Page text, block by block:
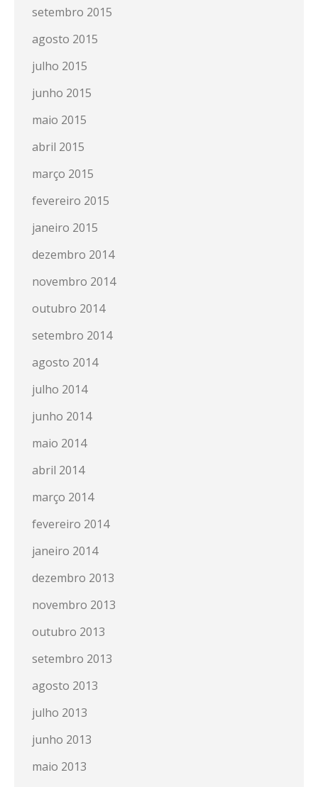
setembro 2015
agosto 2015
julho 2015
junho 2015
maio 2015
abril 2015
março 2015
fevereiro 2015
janeiro 2015
dezembro 2014
novembro 2014
outubro 2014
setembro 2014
agosto 2014
julho 2014
junho 2014
maio 2014
abril 2014
março 2014
fevereiro 2014
janeiro 2014
dezembro 2013
novembro 2013
outubro 2013
setembro 2013
agosto 2013
julho 2013
junho 2013
maio 2013